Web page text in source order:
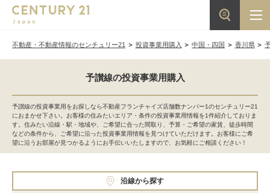
不動産・不動産情報のセンチュリー21 投資事業用購入 中国・四国 香川県
予讃線の投資事業用購入
予讃線の投資事業用をお探しなら不動産フランチャイズ店舗数ナンバー1のセンチュリー21
におまかせ下さい。お客様の住みたいエリア・条件の投資事業用情報を1件紹介しておりま
す。住みたい沿線・駅・地域や、ご希望に合った間取り、予算・ご希望の家賃、徒歩時間
などの条件から、ご希望に沿った投資事業用情報を見つけていただけます。お客様にご希
望に沿うお部屋が見つかるようにお手伝いいたしますので、お気軽にご相談ください！
沿線から探す